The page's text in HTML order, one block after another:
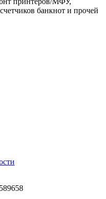
банкнот и прочей